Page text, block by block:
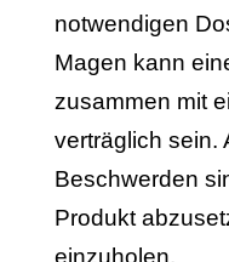
notwendigen
Magen kann
zusammen mit
verträglich sein.
Beschwerden
Produkt